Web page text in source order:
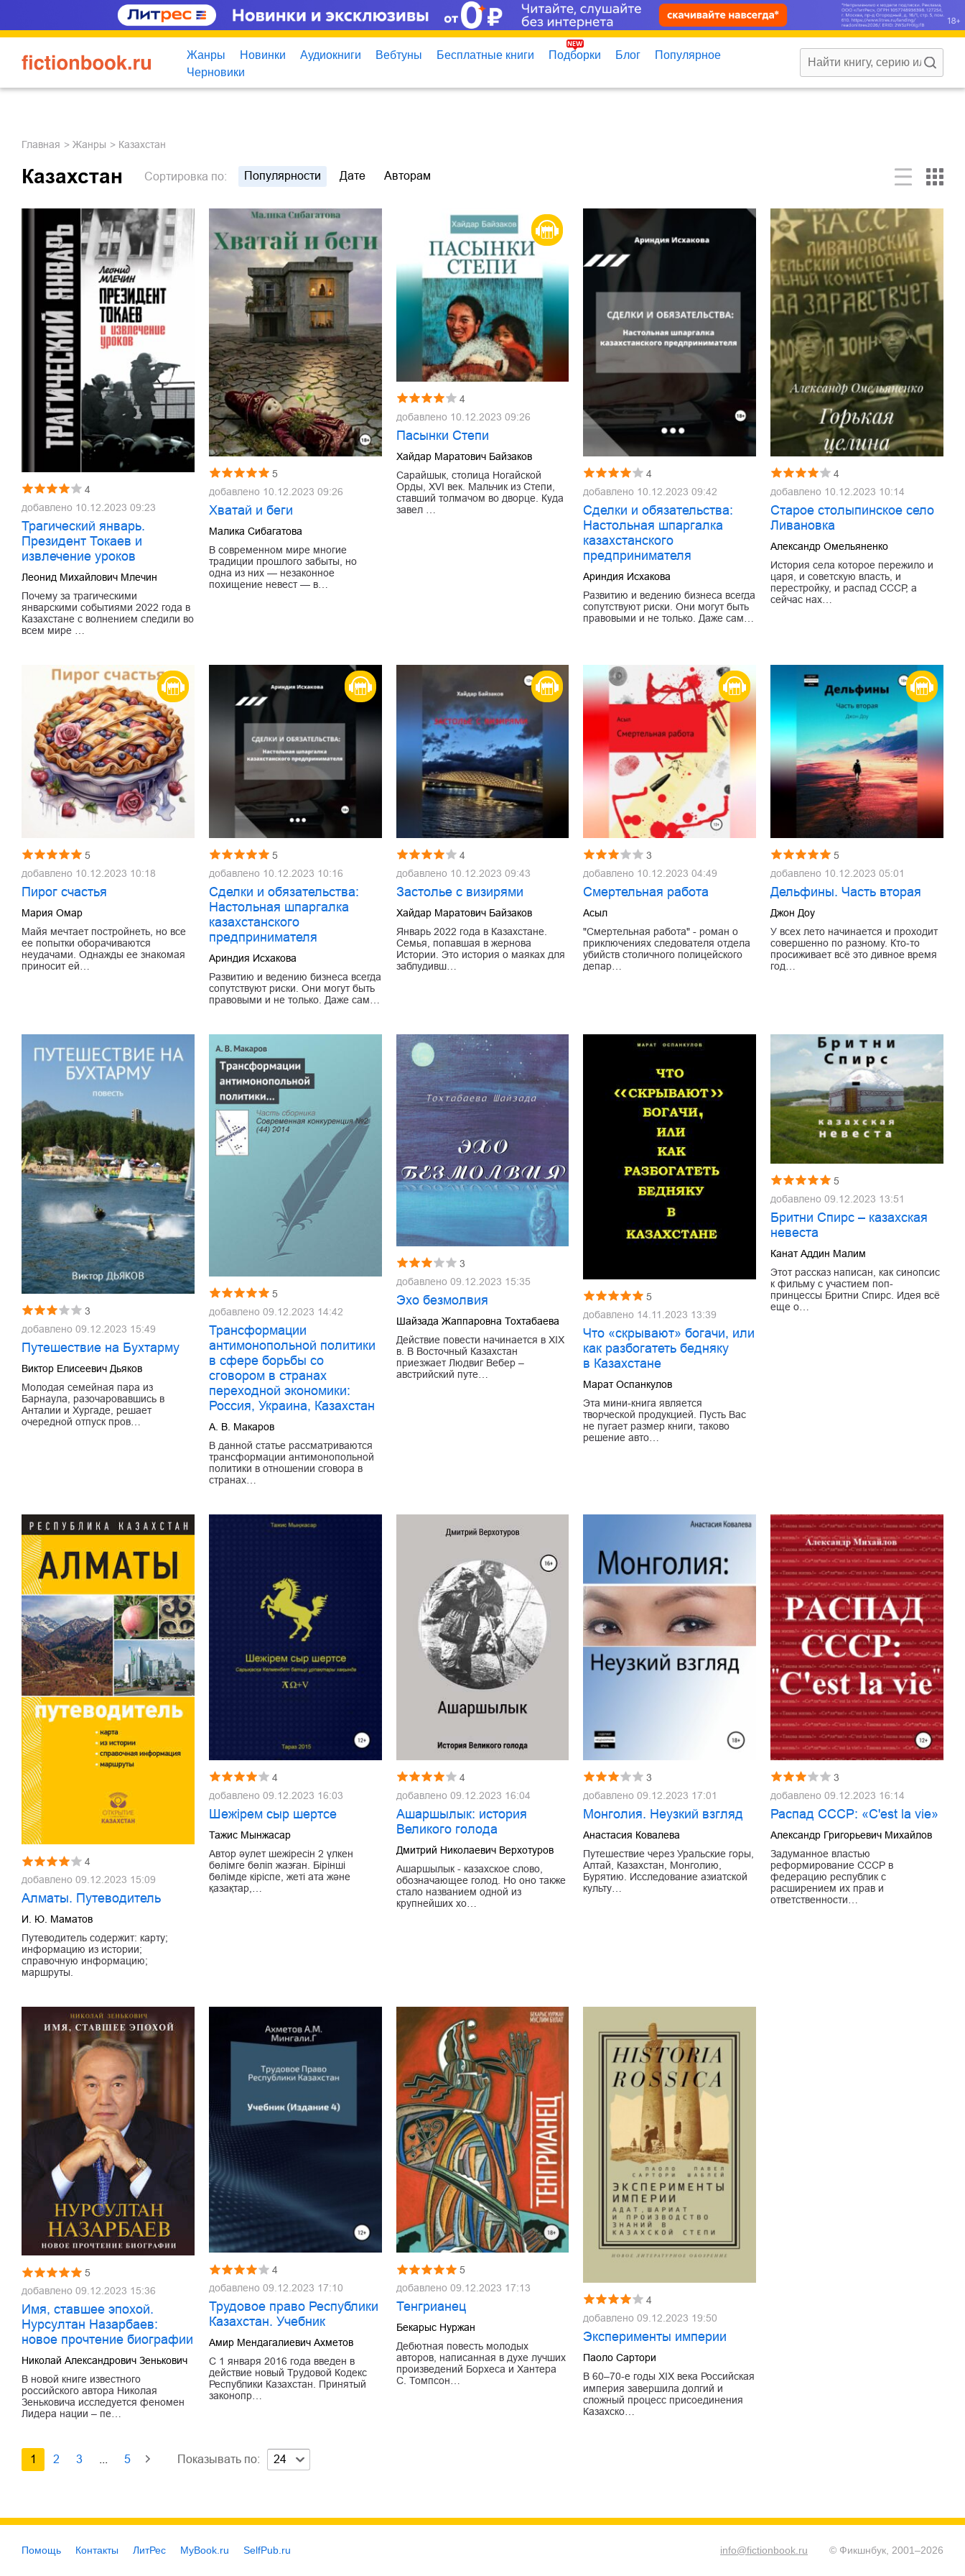
Жанры Новинки Аудиокниги Вебтуны Бесплатные книги Подборки Блог
Популярное
Черновики
Главная Жанры Казахстан
Казахстан Сортировка по: Популярности Дате Авторам
4
добавлено 10.12.2023 09:23
Трагический январь.
Президент Токаев и
извлечение уроков
Леонид Михайлович Млечин
Почему за трагическими
январскими событиями 2022 года в
Казахстане с волнением следили во
всем мире …
5
добавлено 10.12.2023 09:26
Хватай и беги
Малика Сибагатова
В современном мире многие
традиции прошлого забыты, но
одна из них — незаконное
похищение невест — в…
4
добавлено 10.12.2023 09:26
Пасынки Степи
Хайдар Маратович Байзаков
Сарайшык, столица Ногайской
Орды, XVI век. Мальчик из Степи,
ставший толмачом во дворце. Куда
завел …
4
добавлено 10.12.2023 09:42
Сделки и обязательства:
Настольная шпаргалка
казахстанского
предпринимателя
Ариндия Исхакова
Развитию и ведению бизнеса всегда
сопутствуют риски. Они могут быть
правовыми и не только. Даже сам…
4
добавлено 10.12.2023 10:14
Старое столыпинское село
Ливановка
Александр Омельяненко
История села которое пережило и
царя, и советскую власть, и
перестройку, и распад СССР, а
сейчас нах…
5
добавлено 10.12.2023 10:18
Пирог счастья
Мария Омар
Майя мечтает постройнеть, но все
ее попытки оборачиваются
неудачами. Однажды ее знакомая
приносит ей…
5
добавлено 10.12.2023 10:16
Сделки и обязательства:
Настольная шпаргалка
казахстанского
предпринимателя
Ариндия Исхакова
Развитию и ведению бизнеса всегда
сопутствуют риски. Они могут быть
правовыми и не только. Даже сам…
4
добавлено 10.12.2023 09:43
Застолье с визирями
Хайдар Маратович Байзаков
Январь 2022 года в Казахстане.
Семья, попавшая в жернова
Истории. Это история о маяках для
заблудивш…
3
добавлено 10.12.2023 04:49
Смертельная работа
Асыл
"Смертельная работа" - роман о
приключениях следователя отдела
убийств столичного полицейского
депар…
5
добавлено 10.12.2023 05:01
Дельфины. Часть вторая
Джон Доу
У всех лето начинается и проходит
совершенно по разному. Кто-то
просиживает всё это дивное время
год…
3
добавлено 09.12.2023 15:49
Путешествие на Бухтарму
Виктор Елисеевич Дьяков
Молодая семейная пара из
Барнаула, разочаровавшись в
Анталии и Хургаде, решает
очередной отпуск пров…
5
добавлено 09.12.2023 14:42
Трансформации
антимонопольной политики
в сфере борьбы со
сговором в странах
переходной экономики:
Россия, Украина, Казахстан
А. В. Макаров
В данной статье рассматриваются
трансформации антимонопольной
политики в отношении сговора в
странах…
3
добавлено 09.12.2023 15:35
Эхо безмолвия
Шайзада Жаппаровна Тохтабаева
Действие повести начинается в ХIХ
в. В Восточный Казахстан
приезжает Людвиг Вебер –
австрийский путе…
5
добавлено 14.11.2023 13:39
Что «скрывают» богачи, или
как разбогатеть бедняку
в Казахстане
Марат Оспанкулов
Эта мини-книга является
творческой продукцией. Пусть Вас
не пугает размер книги, таково
решение авто…
5
добавлено09.12.2023 13:51
Бритни Спирс – казахская
невеста
Канат Аддин Малим
Этот рассказ написан, как синопсис
к фильму с участием поп-
принцессы Бритни Спирс. Идея всё
еще о…
4
добавлено 09.12.2023 15:09
Алматы. Путеводитель
И. Ю. Маматов
Путеводитель содержит: карту;
информацию из истории;
справочную информацию;
маршруты.
4
добавлено 09.12.2023 16:03
Шежірем сыр шертсе
Тажис Мынжасар
Автор әулет шежіресін 2 үлкен
бөлімге бөліп жазған. Бірінші
бөлімде кіріспе, жеті ата және
қазақтар,…
4
добавлено 09.12.2023 16:04
Ашаршылык: история
Великого голода
Дмитрий Николаевич Верхотуров
Ашаршылык - казахское слово,
обозначающее голод. Но оно также
стало названием одной из
крупнейших хо…
3
добавлено09.12.2023 17:01
Монголия. Неузкий взгляд
Анастасия Ковалева
Путешествие через Уральские горы,
Алтай, Казахстан, Монголию,
Бурятию. Исследование азиатской
культу…
3
добавлено09.12.2023 16:14
Распад СССР: «C'est la vie»
Александр Григорьевич Михайлов
Задуманное властью
реформирование СССР в
федерацию республик с
расширением их прав и
ответственности…
5
добавлено 09.12.2023 15:36
Имя, ставшее эпохой.
Нурсултан Назарбаев:
новое прочтение биографии
Николай Александрович Зенькович
В новой книге известного
российского автора Николая
Зеньковича исследуется феномен
Лидера нации – пе…
4
добавлено 09.12.2023 17:10
Трудовое право Республики
Казахстан. Учебник
Амир Мендагалиевич Ахметов
С 1 января 2016 года введен в
действие новый Трудовой Кодекс
Республики Казахстан. Принятый
законопр…
5
добавлено 09.12.2023 17:13
Тенгрианец
Бекарыс Нуржан
Дебютная повесть молодых
авторов, написанная в духе лучших
произведений Борхеса и Хантера
С. Томпсон…
4
добавлено09.12.2023 19:50
Эксперименты империи
Паоло Сартори
В 60–70‐е годы XIX века Российская
империя завершила долгий и
сложный процесс присоединения
Казахско…
1 2 3 5 Показывать по: 24
Помощь Контакты ЛитРес MyBook.ru SelfPub.ru info@fictionbook.ru © Фикшнбук, 2001–2026